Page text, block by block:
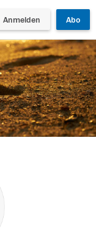
Anmelden Abo